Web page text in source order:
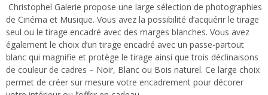
Christophel Galerie propose une large sélection de photographies
de Cinéma et Musique. Vous avez la possibilité d’acquérir le tirage
seul ou le tirage encadré avec des marges blanches. Vous avez
également le choix d’un tirage encadré avec un passe-partout
blanc qui magnifie et protège le tirage ainsi que trois déclinaisons
de couleur de cadres – Noir, Blanc ou Bois naturel. Ce large choix
permet de créer sur mesure votre encadrement pour décorer